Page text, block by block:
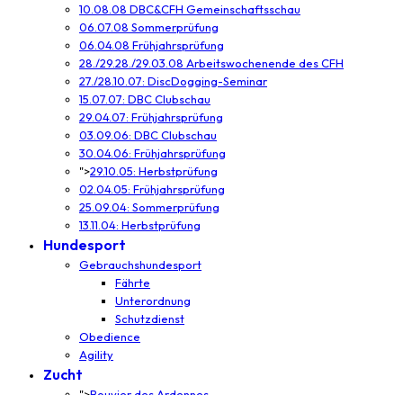
10.08.08 DBC&CFH Gemeinschaftsschau
06.07.08 Sommerprüfung
06.04.08 Frühjahrsprüfung
28./29.28./29.03.08 Arbeitswochenende des CFH
27./28.10.07: DiscDogging-Seminar
15.07.07: DBC Clubschau
29.04.07: Frühjahrsprüfung
03.09.06: DBC Clubschau
30.04.06: Frühjahrsprüfung
">29.10.05: Herbstprüfung
02.04.05: Frühjahrsprüfung
25.09.04: Sommerprüfung
13.11.04: Herbstprüfung
Hundesport
Gebrauchshundesport
Fährte
Unterordnung
Schutzdienst
Obedience
Agility
Zucht